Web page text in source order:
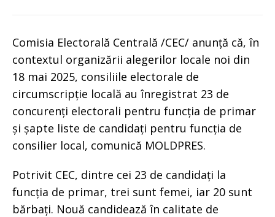
Comisia Electorală Centrală /CEC/ anunță că, în
contextul organizării alegerilor locale noi din
18 mai 2025, consiliile electorale de
circumscripție locală au înregistrat 23 de
concurenți electorali pentru funcția de primar
și șapte liste de candidați pentru funcția de
consilier local, comunică MOLDPRES.
Potrivit CEC, dintre cei 23 de candidați la
funcția de primar, trei sunt femei, iar 20 sunt
bărbați. Nouă candidează în calitate de